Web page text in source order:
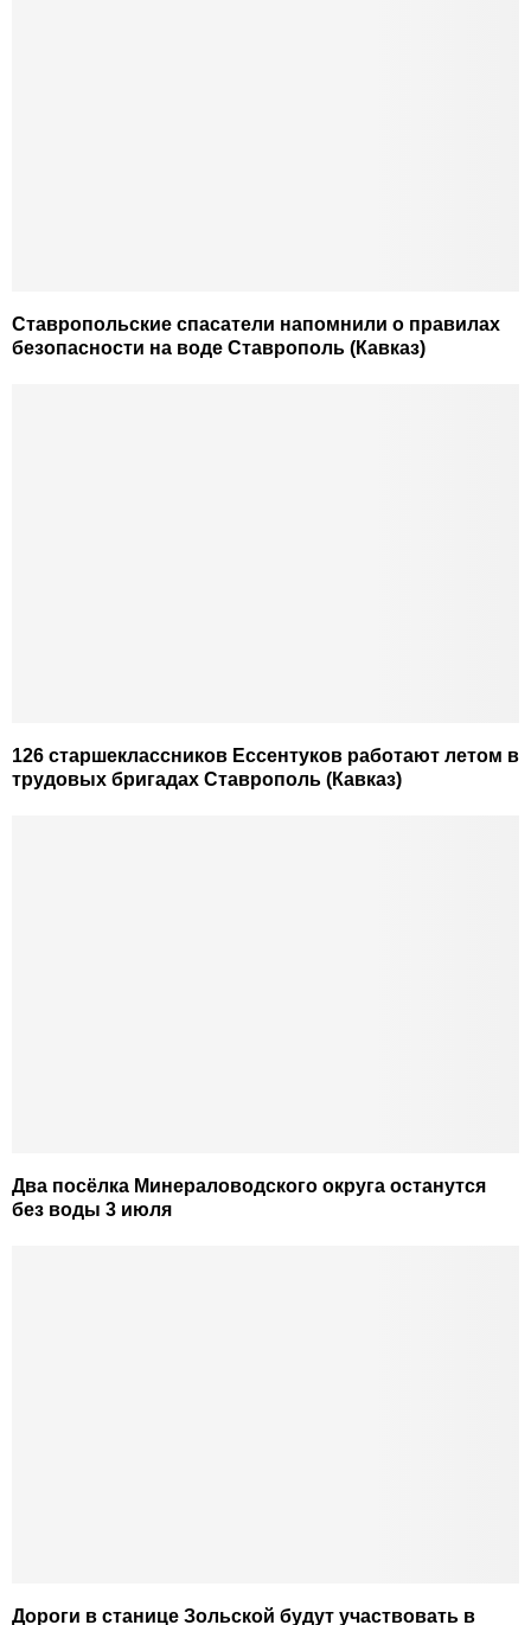
Ставропольские спасатели напомнили о правилах
безопасности на воде Ставрополь (Кавказ)
126 старшеклассников Ессентуков работают летом в
трудовых бригадах Ставрополь (Кавказ)
Два посёлка Минераловодского округа останутся
без воды 3 июля
Дороги в станице Зольской будут участвовать в